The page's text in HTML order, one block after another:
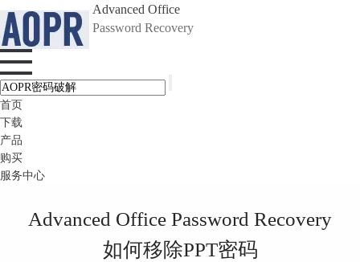
Advanced Office
Password Recovery
首页
下载
产品
购买
服务中心
Advanced Office Password Recovery
如何移除PPT密码